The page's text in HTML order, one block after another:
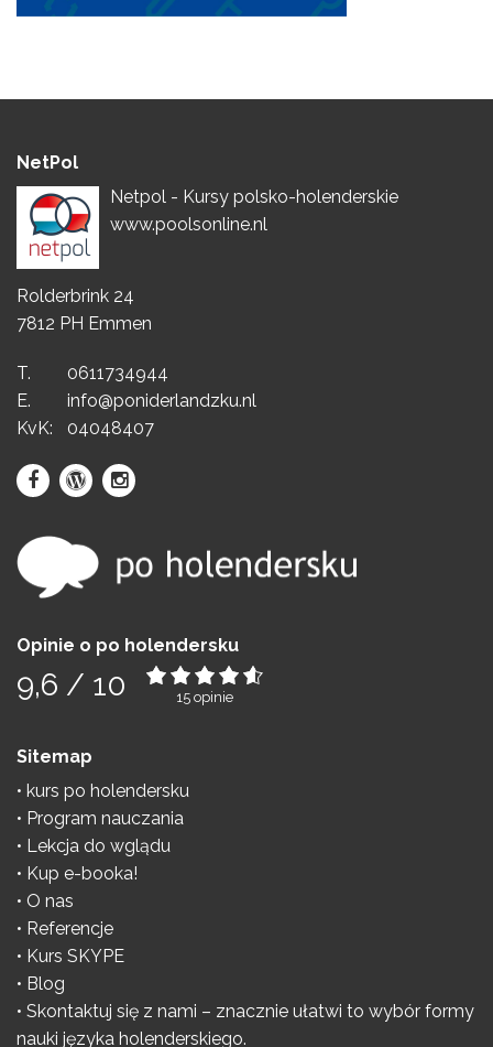
NetPol
Netpol - Kursy polsko-holenderskie
www.poolsonline.nl
Rolderbrink 24
7812 PH Emmen
T.
0611734944
E.
info@poniderlandzku.nl
KvK:
04048407
Opinie o po holendersku
9,6 / 10 15 opinie
Sitemap
kurs po holendersku
Program nauczania
Lekcja do wglądu
Kup e-booka!
O nas
Referencje
Kurs SKYPE
Blog
Skontaktuj się z nami – znacznie ułatwi to wybór formy
nauki języka holenderskiego.